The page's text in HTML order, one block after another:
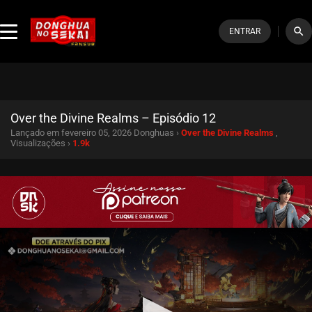
ENTRAR search
Over the Divine Realms – Episódio 12
Lançado em fevereiro 05, 2026 Donghuas › Over the Divine Realms
Visualizações › 1.9k